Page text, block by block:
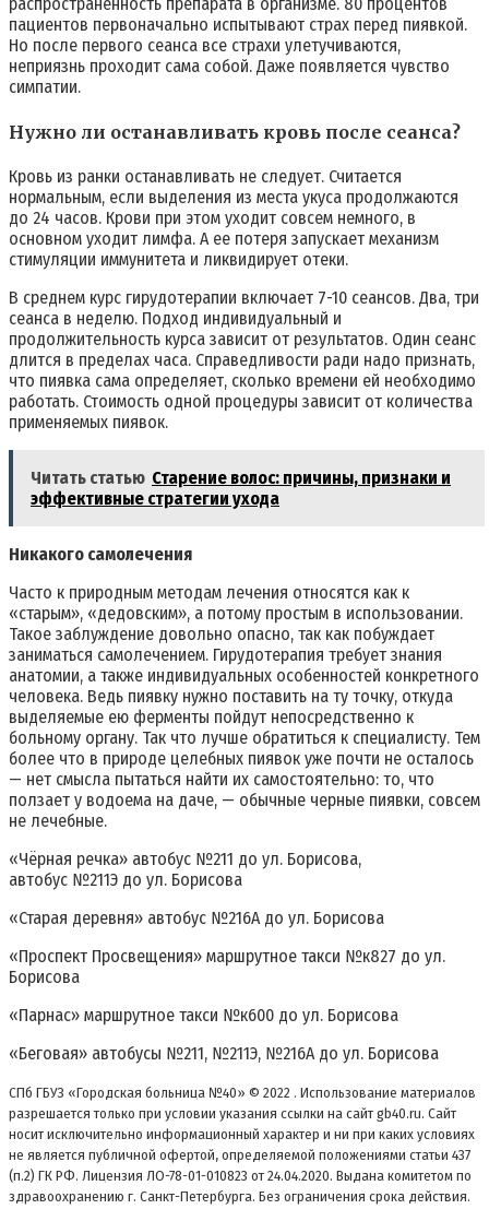
распространенность препарата в организме. 80 процентов
пациентов первоначально испытывают страх перед пиявкой.
Но после первого сеанса все страхи улетучиваются,
неприязнь проходит сама собой. Даже появляется чувство
симпатии.
Нужно ли останавливать кровь после сеанса?
Кровь из ранки останавливать не следует. Считается
нормальным, если выделения из места укуса продолжаются
до 24 часов. Крови при этом уходит совсем немного, в
основном уходит лимфа. А ее потеря запускает механизм
стимуляции иммунитета и ликвидирует отеки.
В среднем курс гирудотерапии включает 7-10 сеансов. Два, три
сеанса в неделю. Подход индивидуальный и
продолжительность курса зависит от результатов. Один сеанс
длится в пределах часа. Справедливости ради надо признать,
что пиявка сама определяет, сколько времени ей необходимо
работать. Стоимость одной процедуры зависит от количества
применяемых пиявок.
Читать статью Старение волос: причины, признаки и
эффективные стратегии ухода
Никакого самолечения
Часто к природным методам лечения относятся как к
«старым», «дедовским», а потому простым в использовании.
Такое заблуждение довольно опасно, так как побуждает
заниматься самолечением. Гирудотерапия требует знания
анатомии, а также индивидуальных особенностей конкретного
человека. Ведь пиявку нужно поставить на ту точку, откуда
выделяемые ею ферменты пойдут непосредственно к
больному органу. Так что лучше обратиться к специалисту. Тем
более что в природе целебных пиявок уже почти не осталось
— нет смысла пытаться найти их самостоятельно: то, что
ползает у водоема на даче, — обычные черные пиявки, совсем
не лечебные.
«Чёрная речка» автобус №211 до ул. Борисова,
автобус №211Э до ул. Борисова
«Старая деревня» автобус №216А до ул. Борисова
«Проспект Просвещения» маршрутное такси №к827 до ул.
Борисова
«Парнас» маршрутное такси №к600 до ул. Борисова
«Беговая» автобусы №211, №211Э, №216А до ул. Борисова
СПб ГБУЗ «Городская больница №40» © 2022 . Использование материалов
разрешается только при условии указания ссылки на сайт gb40.ru. Сайт
носит исключительно информационный характер и ни при каких условиях
не является публичной офертой, определяемой положениями статьи 437
(п.2) ГК РФ. Лицензия ЛО-78-01-010823 от 24.04.2020. Выдана комитетом по
здравоохранению г. Санкт-Петербурга. Без ограничения срока действия.